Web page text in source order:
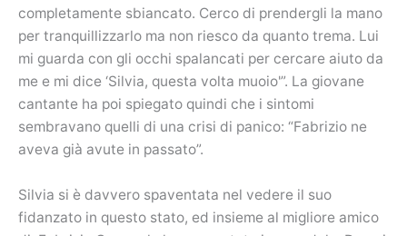
completamente sbiancato. Cerco di prendergli la mano
per tranquillizzarlo ma non riesco da quanto trema. Lui
mi guarda con gli occhi spalancati per cercare aiuto da
me e mi dice ‘Silvia, questa volta muoio'”. La giovane
cantante ha poi spiegato quindi che i sintomi
sembravano quelli di una crisi di panico: “Fabrizio ne
aveva già avute in passato”.
Silvia si è davvero spaventata nel vedere il suo
fidanzato in questo stato, ed insieme al migliore amico